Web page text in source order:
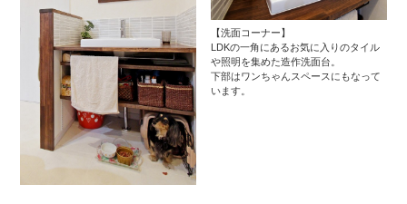
【洗面コーナー】
LDKの一角にあるお気に入りのタイル
や照明を集めた造作洗面台。
下部はワンちゃんスペースにもなって
います。